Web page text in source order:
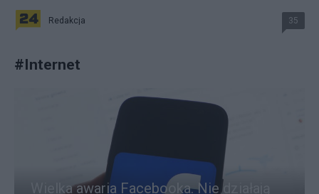
Redakcja 35
#Internet
Wielka awaria Facebooka. Nie działają